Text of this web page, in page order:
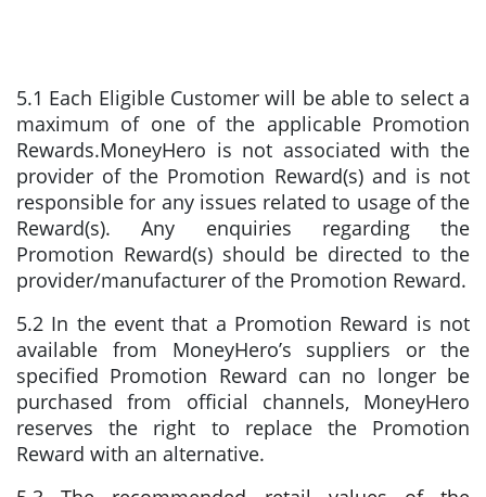
5.1 Each Eligible Customer will be able to select a
maximum of one of the applicable Promotion
Rewards.MoneyHero is not associated with the
provider of the Promotion Reward(s) and is not
responsible for any issues related to usage of the
Reward(s). Any enquiries regarding the
Promotion Reward(s) should be directed to the
provider/manufacturer of the Promotion Reward.
5.2 In the event that a Promotion Reward is not
available from MoneyHero’s suppliers or the
specified Promotion Reward can no longer be
purchased from official channels, MoneyHero
reserves the right to replace the Promotion
Reward with an alternative.